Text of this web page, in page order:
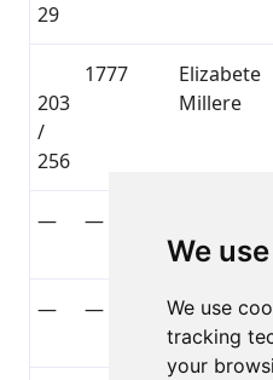
We
We use
tracking
your
29
203
/
256
1777
Elizabete
Millere
— —
Purlaurs
— —